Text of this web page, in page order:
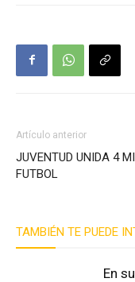
Artículo anterior
JUVENTUD UNIDA 4
FUTBOL
TAMBIÉN TE PUEDE
En